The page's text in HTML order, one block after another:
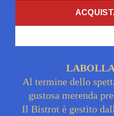
Al termine dello
gustosa merenda
Il Bistrot è gestito